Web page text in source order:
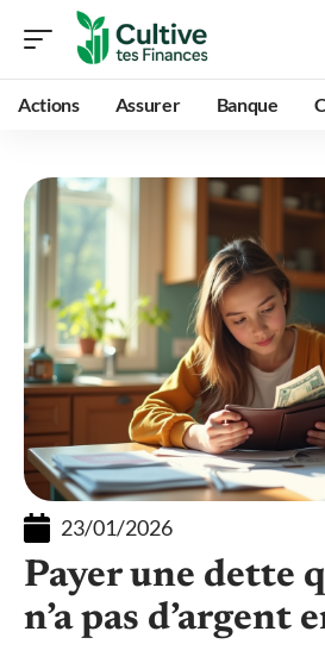
Actions Assurer Banque
23/01/2026
Payer une dette
n’a pas d’argent